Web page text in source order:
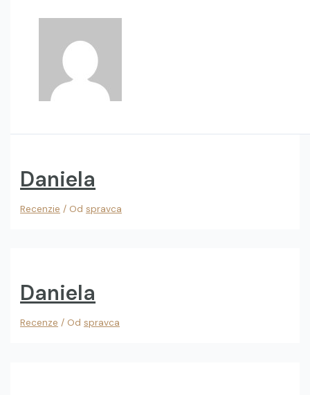
Daniela
Recenzie / Od spravca
Daniela
Recenze / Od spravca